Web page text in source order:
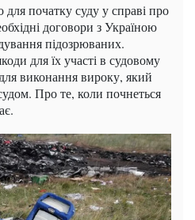
початку суду у справі про
договори з Україною
підозрюваних.
для їх участі в судовому
виконання вироку, який
Про те, коли почнеться